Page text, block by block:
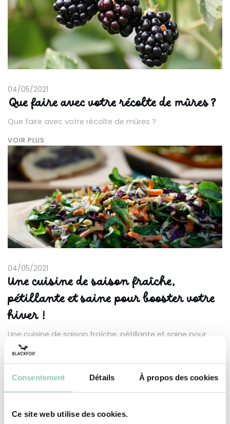
Consentement Détails À propos des cookies
Ce site web utilise des cookies.
04/05/2021
Que faire avec votre récolte de mûres ?
Que faire avec votre récolte de mûres ?
VOIR PLUS
04/05/2021
Une cuisine de saison fraîche,
pétillante et saine pour booster votre
hiver !
Une cuisine de saison fraîche, pétillante et saine pour
booster votre hiver !
VOIR PLUS